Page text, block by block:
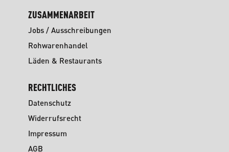
ZUSAMMENARBEIT
Jobs / Ausschreibungen
Rohwarenhandel
Läden & Restaurants
RECHTLICHES
Datenschutz
Widerrufsrecht
Impressum
AGB